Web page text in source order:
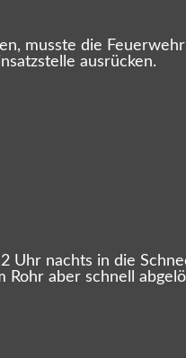
musste die
ausrücken.
nachts in die
aber schnell